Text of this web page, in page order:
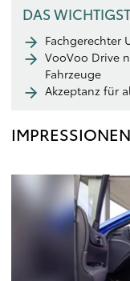
DAS
Fachgerechter
VooVoo Drive
Fahrzeuge
Akzeptanz für
IMPRESSIONEN